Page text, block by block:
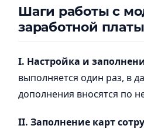
Шаги работы с
заработной платы
I. Настройка и
выполняется один раз, в
дополнения вносятся по
II. Заполнение карт